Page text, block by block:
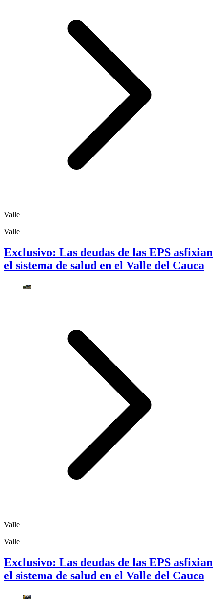
Valle
Valle
Exclusivo: Las deudas de las EPS asfixian
el sistema de salud en el Valle del Cauca
Valle
Valle
Exclusivo: Las deudas de las EPS asfixian
el sistema de salud en el Valle del Cauca